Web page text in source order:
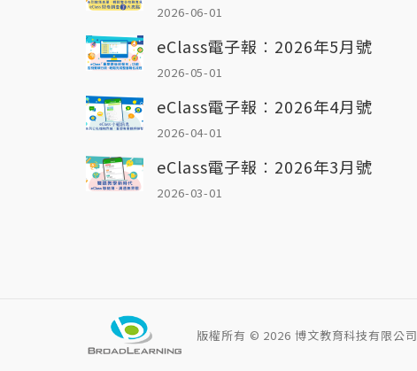
2026-06-01
eClass電子報︰2026年5月號
2026-05-01
eClass電子報︰2026年4月號
2026-04-01
eClass電子報︰2026年3月號
2026-03-01
版權所有 © 2026 博文教育科技有限公司